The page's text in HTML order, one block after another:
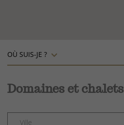
OÙ SUIS-JE ?
Domaines et chalets